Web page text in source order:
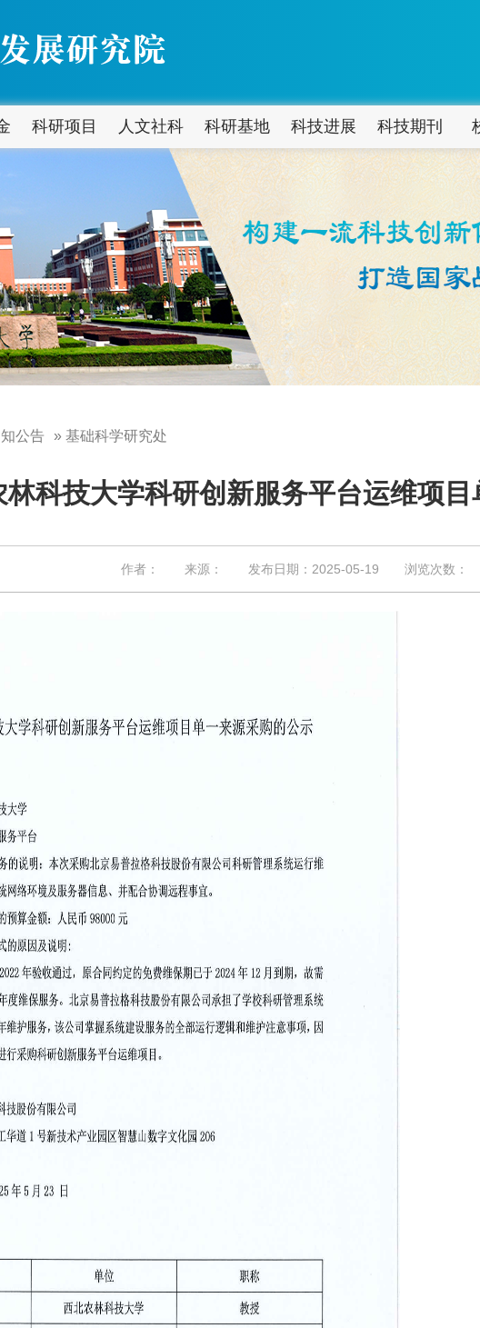
科研项目 人文社科 科研基地 科技进展 科技期刊
公告 » 基础科学研究处
林科技大学科研创新服务平台运维项
作者： 来源： 发布日期：2025-05-19 浏览次数：